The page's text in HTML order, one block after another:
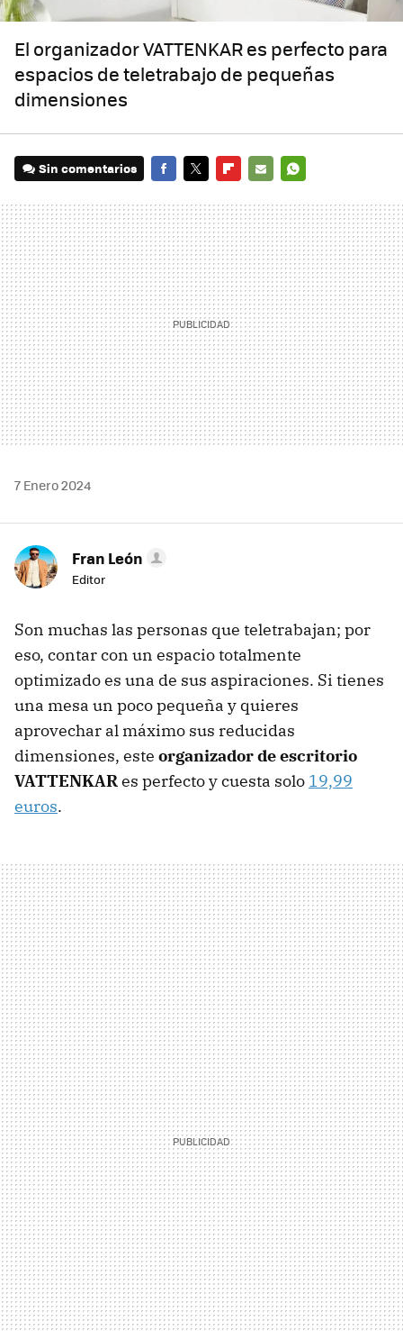
El organizador VATTENKAR es perfecto para
espacios de teletrabajo de pequeñas
dimensiones
Sin comentarios
MAIL
7 Enero 2024
Fran León
Editor
Son muchas las personas que teletrabajan; por
eso, contar con un espacio totalmente
optimizado es una de sus aspiraciones. Si tienes
una mesa un poco pequeña y quieres
aprovechar al máximo sus reducidas
dimensiones, este organizador de escritorio
VATTENKARes perfecto y cuesta solo 19,99
euros.